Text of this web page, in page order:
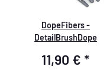
DopeFibers -
DetailBrushDope
11,90 €*